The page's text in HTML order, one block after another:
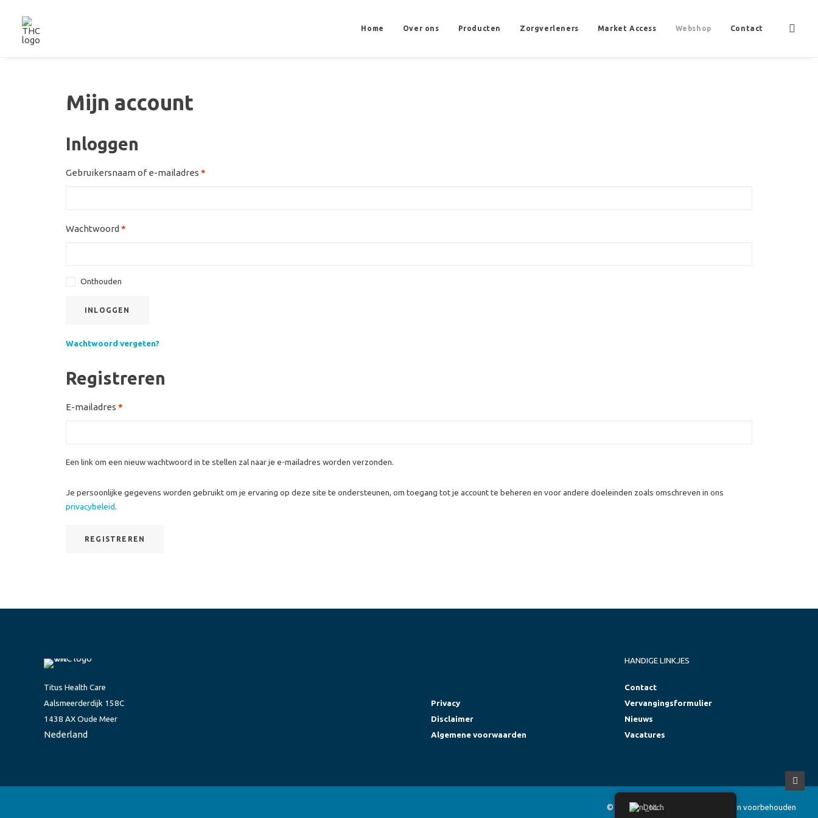
Home Over ons Producten Zorgverleners Market Access Webshop Contact
Mijn account
Inloggen
Gebruikersnaam of e-mailadres *
Wachtwoord *
Onthouden
INLOGGEN
Wachtwoord vergeten?
Registreren
E-mailadres *
Een link om een nieuw wachtwoord in te stellen zal naar je e-mailadres worden verzonden.
Je persoonlijke gegevens worden gebruikt om je ervaring op deze site te ondersteunen, om toegang tot je account te beheren en voor andere doeleinden zoals omschreven in ons
privacybeleid.
REGISTREREN
Titus Health Care
Aalsmeerderdijk 158C
1438 AX Oude Meer
Nederland
Privacy
Disclaimer
Algemene voorwaarden
HANDIGE LINKJES
Contact
Vervangingsformulier
Nieuws
Vacatures
© 2026 Titus Health Care. Alle rechten voorbehouden
Dutch